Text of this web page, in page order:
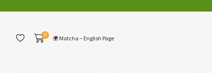
0 🌍 Matcha – English Page